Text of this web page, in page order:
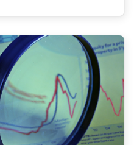
기업 사이에서 IT 투자 구